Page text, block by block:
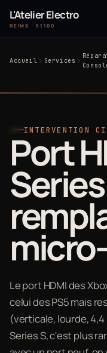
L'Atelier Electro
REIMS · 51100
Accueil Services
INTERVENTION
Port
Le port HDMI des
celui des PS5 mais
(verticale, lourde,
Series S, c'est plus